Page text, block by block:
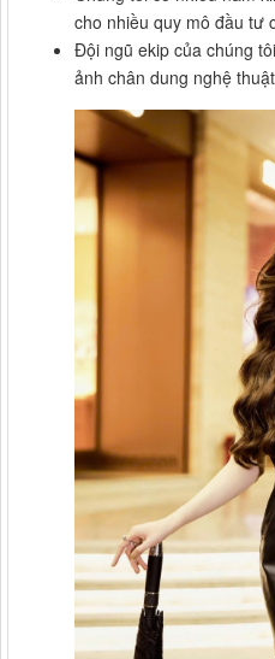
cho nhiều quy mô đầu tư
Đội ngũ ekip của chúng
ảnh chân dung nghệ